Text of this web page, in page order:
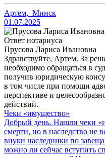
Артем, Минск
01.07.2025
Ответ нотариуса
Прусова Лариса Ивановна
Здравствуйте, Артем. За
необходимо обращаться в
получив юридическую
в том числе при помощи
перспективе и
действий.
Чеки «имущество»
Добрый день. Нашли чеки
смерти, но в наследство не
внуки наследники по
можно ли сейчас вступить